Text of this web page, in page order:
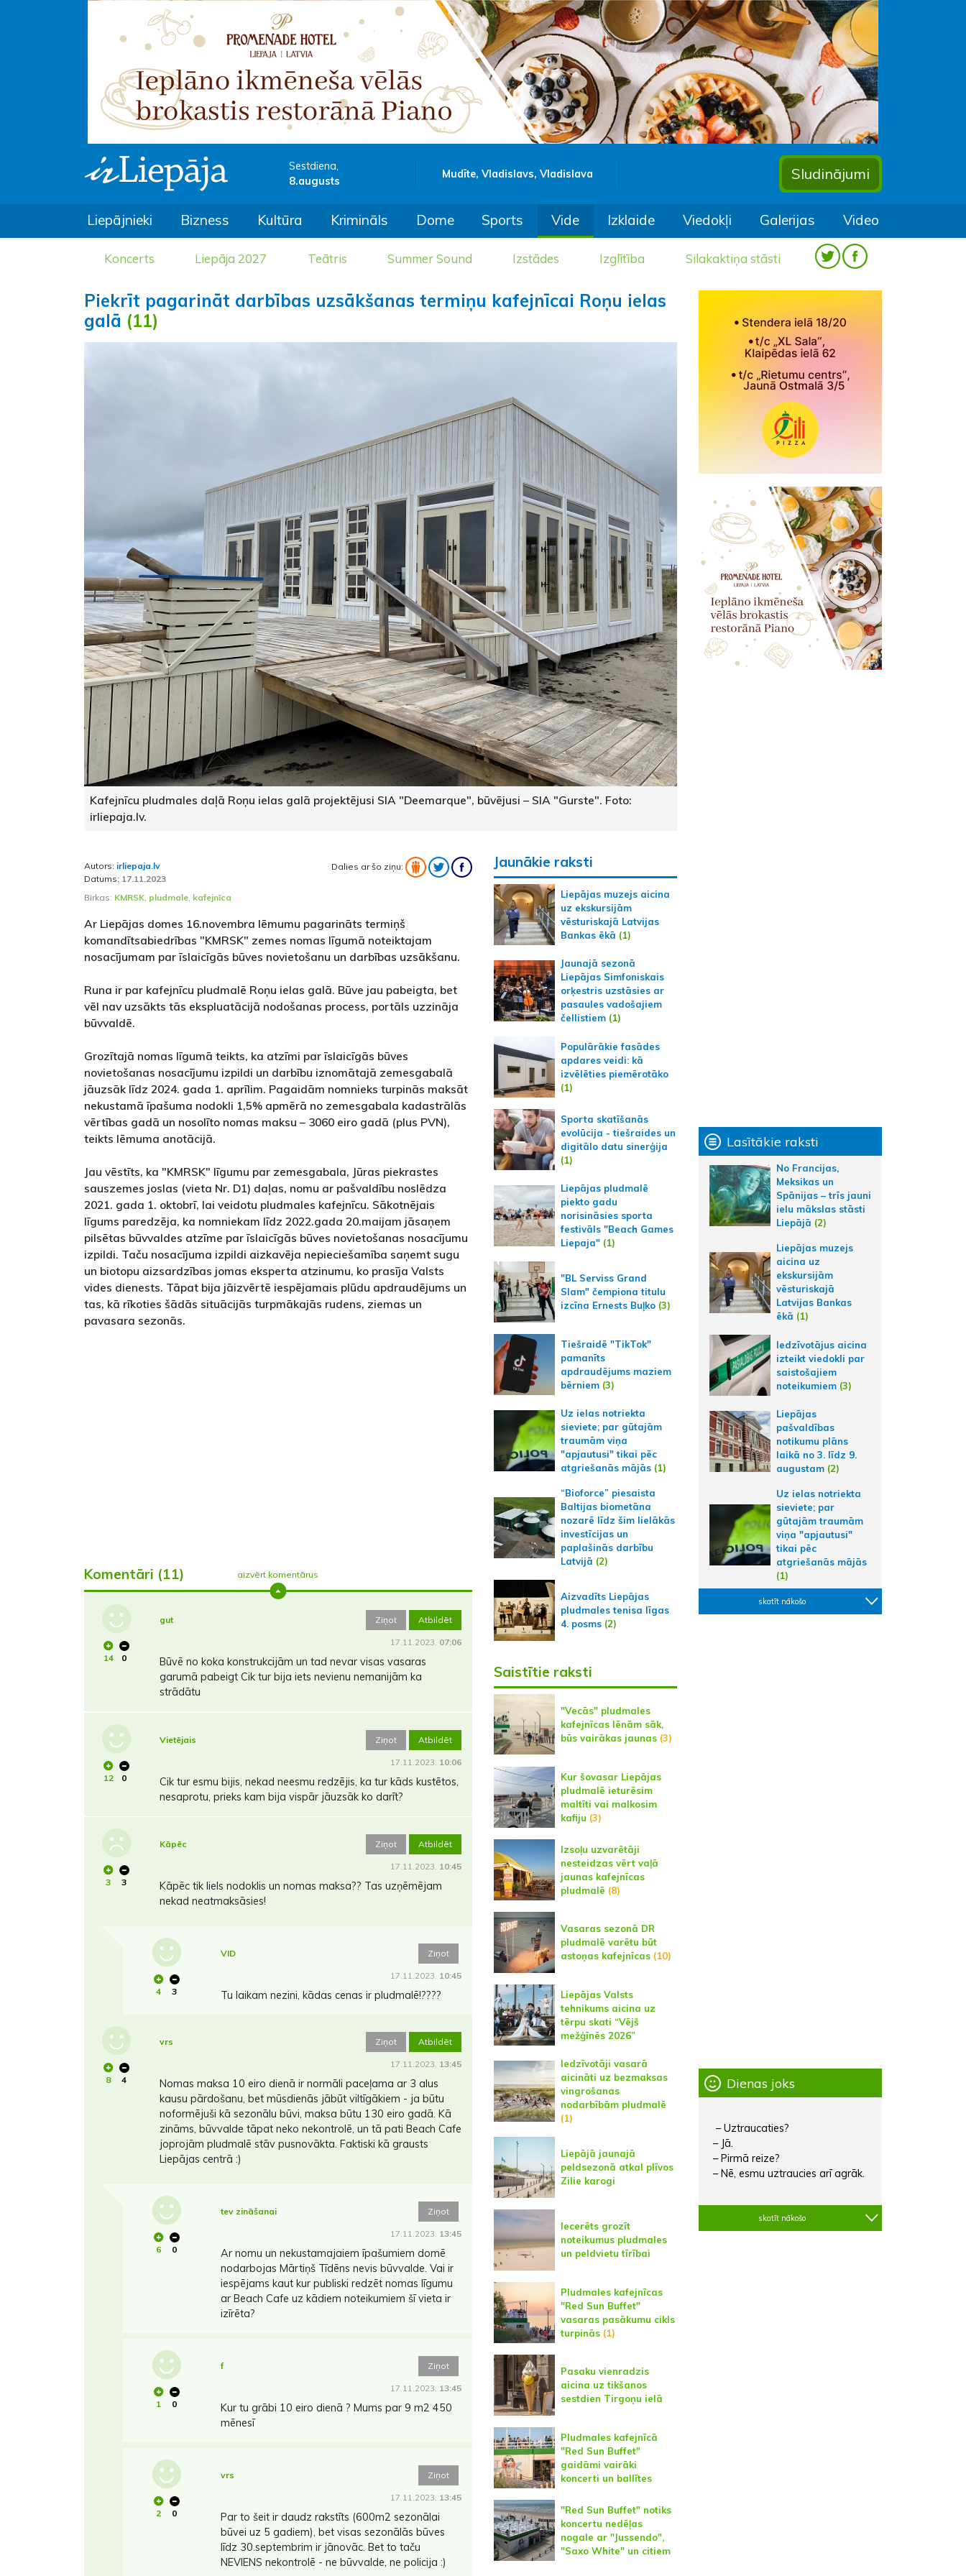
Sestdiena,
8.augusts
Mudīte, Vladislavs, Vladislava Sludinājumi
Liepājnieki Bizness Kultūra Krimināls Dome Sports Vide Izklaide Viedokļi Galerijas Video
Koncerts Liepāja 2027 Teātris Summer Sound Izstādes Izglītība Silakaktiņa stāsti
Piekrīt pagarināt darbības uzsākšanas termiņu kafejnīcai Roņu ielas
galā (11)
Kafejnīcu pludmales daļā Roņu ielas galā projektējusi SIA "Deemarque", būvējusi – SIA "Gurste". Foto:
irliepaja.lv.
Autors: irliepaja.lv
Datums: 17.11.2023
Dalies ar šo ziņu:
Birkas: KMRSK, pludmale, kafejnīca
Ar Liepājas domes 16.novembra lēmumu pagarināts termiņš
komandītsabiedrības "KMRSK" zemes nomas līgumā noteiktajam
nosacījumam par īslaicīgās būves novietošanu un darbības uzsākšanu.
Runa ir par kafejnīcu pludmalē Roņu ielas galā. Būve jau pabeigta, bet
vēl nav uzsākts tās ekspluatācijā nodošanas process, portāls uzzināja
būvvaldē.
Grozītajā nomas līgumā teikts, ka atzīmi par īslaicīgās būves
novietošanas nosacījumu izpildi un darbību iznomātajā zemesgabalā
jāuzsāk līdz 2024. gada 1. aprīlim. Pagaidām nomnieks turpinās maksāt
nekustamā īpašuma nodokli 1,5% apmērā no zemesgabala kadastrālās
vērtības gadā un nosolīto nomas maksu – 3060 eiro gadā (plus PVN),
teikts lēmuma anotācijā.
Jau vēstīts, ka "KMRSK" līgumu par zemesgabala, Jūras piekrastes
sauszemes joslas (vieta Nr. D1) daļas, nomu ar pašvaldību noslēdza
2021. gada 1. oktobrī, lai veidotu pludmales kafejnīcu. Sākotnējais
līgums paredzēja, ka nomniekam līdz 2022.gada 20.maijam jāsaņem
pilsētas būvvaldes atzīme par īslaicīgās būves novietošanas nosacījumu
izpildi. Taču nosacījuma izpildi aizkavēja nepieciešamība saņemt sugu
un biotopu aizsardzības jomas eksperta atzinumu, ko prasīja Valsts
vides dienests. Tāpat bija jāizvērtē iespējamais plūdu apdraudējums un
tas, kā rīkoties šādās situācijās turpmākajās rudens, ziemas un
pavasara sezonās.
Komentāri (11) aizvērt komentārus
14 0
gut Ziņot Atbildēt
17.11.2023. 07:06
Būvē no koka konstrukcijām un tad nevar visas vasaras
garumā pabeigt Cik tur bija iets nevienu nemanijām ka
strādātu
12 0
Vietējais Ziņot Atbildēt
17.11.2023. 10:06
Cik tur esmu bijis, nekad neesmu redzējis, ka tur kāds kustētos,
nesaprotu, prieks kam bija vispār jāuzsāk ko darīt?
3 3
Kāpēc Ziņot Atbildēt
17.11.2023. 10:45
Kāpēc tik liels nodoklis un nomas maksa?? Tas uzņēmējam
nekad neatmaksāsies!
4 3
VID Ziņot
17.11.2023. 10:45
Tu laikam nezini, kādas cenas ir pludmalē!????
8 4
vrs Ziņot Atbildēt
17.11.2023. 13:45
Nomas maksa 10 eiro dienā ir normāli paceļama ar 3 alus
kausu pārdošanu, bet mūsdienās jābūt viltīgākiem - ja būtu
noformējuši kā sezonālu būvi, maksa būtu 130 eiro gadā. Kā
zināms, būvvalde tāpat neko nekontrolē, un tā pati Beach Cafe
joprojām pludmalē stāv pusnovākta. Faktiski kā grausts
Liepājas centrā :)
6 0
tev zināšanai Ziņot
17.11.2023. 13:45
Ar nomu un nekustamajaiem īpašumiem domē
nodarbojas Mārtiņš Tīdēns nevis būvvalde. Vai ir
iespējams kaut kur publiski redzēt nomas līgumu
ar Beach Cafe uz kādiem noteikumiem šī vieta ir
izīrēta?
1 0
f Ziņot
17.11.2023. 13:45
Kur tu grābi 10 eiro dienā ? Mums par 9 m2 450
mēnesī
2 0
vrs Ziņot
17.11.2023. 13:45
Par to šeit ir daudz rakstīts (600m2 sezonālai
būvei uz 5 gadiem), bet visas sezonālās būves
līdz 30.septembrim ir jānovāc. Bet to taču
NEVIENS nekontrolē - ne būvvalde, ne policija :)
Jaunākie raksti
Liepājas muzejs aicina
uz ekskursijām
vēsturiskajā Latvijas
Bankas ēkā (1)
Jaunajā sezonā
Liepājas Simfoniskais
orķestris uzstāsies ar
pasaules vadošajiem
čellistiem(1)
Populārākie fasādes
apdares veidi: kā
izvēlēties piemērotāko
(1)
Sporta skatīšanās
evolūcija - tiešraides un
digitālo datu sinerģija
(1)
Liepājas pludmalē
piekto gadu
norisināsies sporta
festivāls "Beach Games
Liepaja"(1)
"BL Serviss Grand
Slam" čempiona titulu
izcīna Ernests Buļko(3)
Tiešraidē "TikTok"
pamanīts
apdraudējums maziem
bērniem(3)
Uz ielas notriekta
sieviete; par gūtajām
traumām viņa
"apjautusi" tikai pēc
atgriešanās mājās(1)
“Bioforce” piesaista
Baltijas biometāna
nozarē līdz šim lielākās
investīcijas un
paplašinās darbību
Latvijā (2)
Aizvadīts Liepājas
pludmales tenisa līgas
4. posms(2)
Saistītie raksti
"Vecās" pludmales
kafejnīcas lēnām sāk,
būs vairākas jaunas(3)
Kur šovasar Liepājas
pludmalē ieturēsim
maltīti vai malkosim
kafiju (3)
Izsoļu uzvarētāji
nesteidzas vērt vaļā
jaunas kafejnīcas
pludmalē (8)
Vasaras sezonā DR
pludmalē varētu būt
astoņas kafejnīcas(10)
Liepājas Valsts
tehnikums aicina uz
tērpu skati “Vējš
mežģīnēs 2026”
Iedzīvotāji vasarā
aicināti uz bezmaksas
vingrošanas
nodarbībām pludmalē
(1)
Liepājā jaunajā
peldsezonā atkal plīvos
Zilie karogi
Iecerēts grozīt
noteikumus pludmales
un peldvietu tīrībai
Pludmales kafejnīcas
"Red Sun Buffet"
vasaras pasākumu cikls
turpinās(1)
Pasaku vienradzis
aicina uz tikšanos
sestdien Tirgoņu ielā
Pludmales kafejnīcā
"Red Sun Buffet"
gaidāmi vairāki
koncerti un ballītes
"Red Sun Buffet" notiks
koncertu nedēļas
nogale ar "Jussendo",
"Saxo White" un citiem
Lasītākie raksti
No Francijas,
Meksikas un
Spānijas – trīs jauni
ielu mākslas stāsti
Liepājā (2)
Liepājas muzejs
aicina uz
ekskursijām
vēsturiskajā
Latvijas Bankas
ēkā (1)
Iedzīvotājus aicina
izteikt viedokli par
saistošajiem
noteikumiem (3)
Liepājas
pašvaldības
notikumu plāns
laikā no 3. līdz 9.
augustam (2)
Uz ielas notriekta
sieviete; par
gūtajām traumām
viņa "apjautusi"
tikai pēc
atgriešanās mājās
(1)
skatīt nākošo
Dienas joks
– Uztraucaties?
– Jā.
– Pirmā reize?
– Nē, esmu uztraucies arī agrāk.
skatīt nākošo